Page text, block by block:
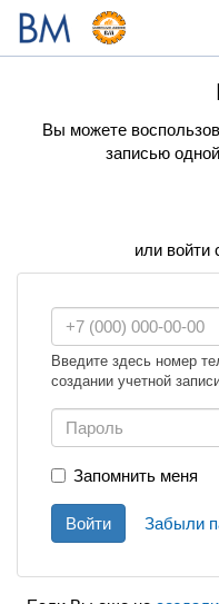
Вы можете
записью
или
Введите здесь номер
создании учетной
Запомнить меня
Войти Забыли